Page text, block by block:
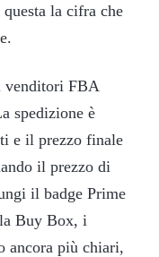
la cifra che
venditori FBA
spedizione è
e il prezzo finale
il prezzo di
il badge Prime
Buy Box, i
ancora più chiari,